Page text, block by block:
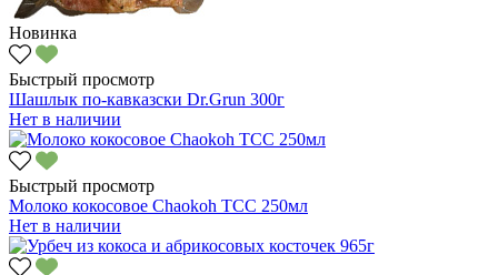
Новинка
Быстрый просмотр
Шашлык по-кавказски Dr.Grun 300г
Нет в наличии
Быстрый просмотр
Молоко кокосовое Chaokoh TCC 250мл
Нет в наличии